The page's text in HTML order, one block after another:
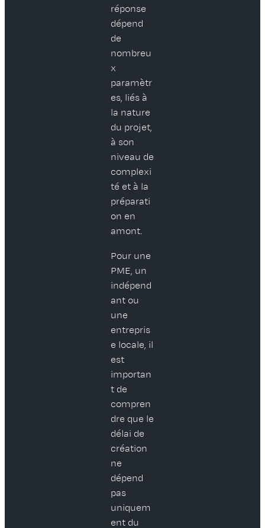
réponse
dépend
de
nombreu
x
paramètr
es, liés à
la nature
du projet,
à son
niveau de
complexi
té et à la
préparati
on en
amont.
Pour une
PME, un
indépend
ant ou
une
entrepris
e locale, il
est
importan
t de
compren
dre que le
délai de
création
ne
dépend
pas
uniquem
ent du